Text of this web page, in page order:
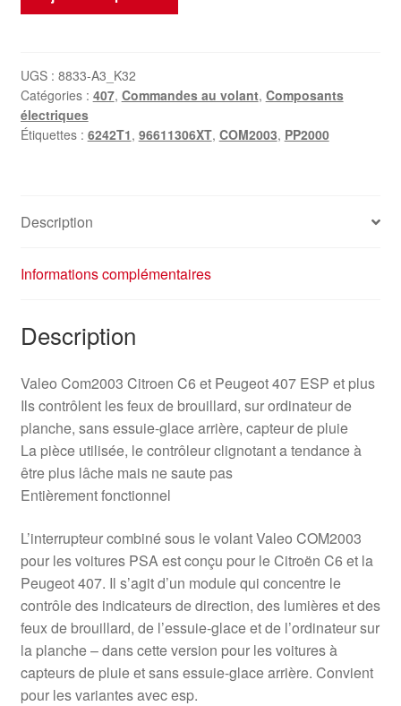
câbles
sous
le
volant
407
6242T1
UGS : 8833-A3_K32
Catégories : 407, Commandes au volant, Composants
électriques
Étiquettes : 6242T1, 96611306XT, COM2003, PP2000
Description
Informations complémentaires
Description
Valeo Com2003 Citroen C6 et Peugeot 407 ESP et plus
Ils contrôlent les feux de brouillard, sur ordinateur de
planche, sans essuie-glace arrière, capteur de pluie
La pièce utilisée, le contrôleur clignotant a tendance à
être plus lâche mais ne saute pas
Entièrement fonctionnel
L’interrupteur combiné sous le volant Valeo COM2003
pour les voitures PSA est conçu pour le Citroën C6 et la
Peugeot 407. Il s’agit d’un module qui concentre le
contrôle des indicateurs de direction, des lumières et des
feux de brouillard, de l’essuie-glace et de l’ordinateur sur
la planche – dans cette version pour les voitures à
capteurs de pluie et sans essuie-glace arrière. Convient
pour les variantes avec esp.